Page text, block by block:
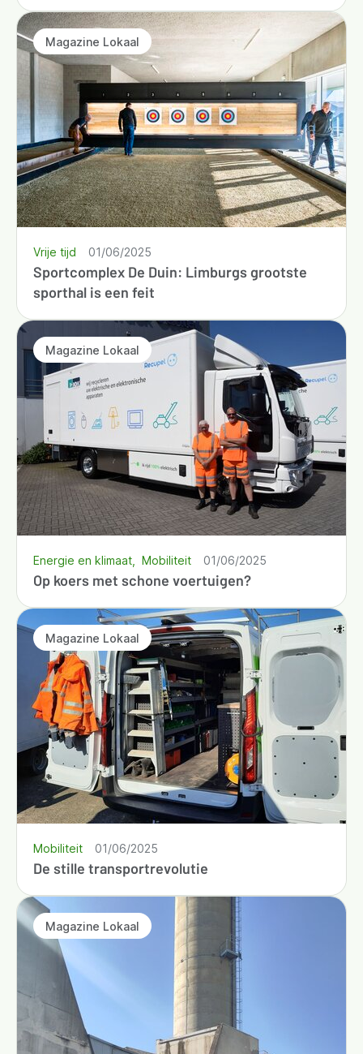
Magazine Lokaal
Sportcomplex De Duin: Limburgs grootste
sporthal is een feit
Vrije tijd 01/06/2025
Magazine Lokaal
Op koers met schone voertuigen?
Energie en klimaat Mobiliteit 01/06/2025
Magazine Lokaal
De stille transportrevolutie
Mobiliteit 01/06/2025
Magazine Lokaal